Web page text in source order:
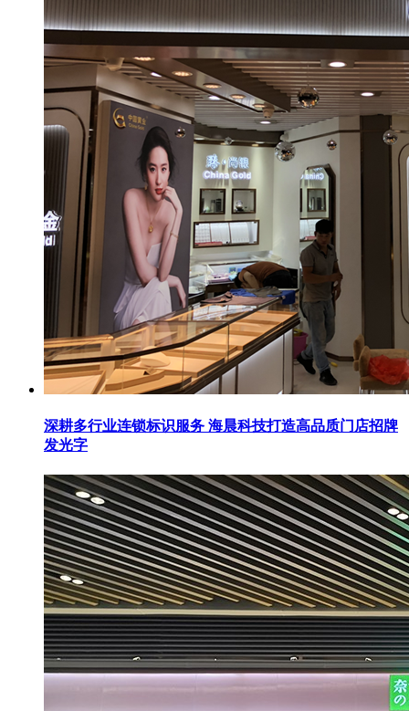
深耕多行业连锁标识服务 海晨科技打造高品质门店招牌
发光字